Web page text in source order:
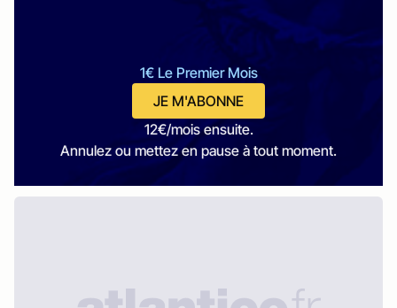
1€ Le Premier Mois
JE M'ABONNE
12€/mois ensuite.
Annulez ou mettez en pause à tout moment.